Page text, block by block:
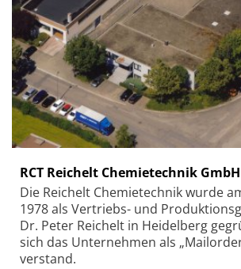
RCT Reichelt Chemietechnik GmbH
Die Reichelt Chemietechnik wurde
1978 als Vertriebs- und
Dr. Peter Reichelt in Heidelberg
sich das Unternehmen als
verstand.